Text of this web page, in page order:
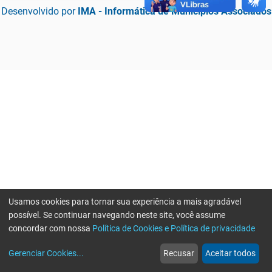
Desenvolvido por IMA - Informática de Municípios Associados
web
Notícias
more_horiz
Mais
Usamos cookies para tornar sua experiência a mais agradável
possível. Se continuar navegando neste site, você assume
concordar com nossa Política de Cookies e Política de privacidade
Gerenciar Cookies... Recusar Aceitar todos
Erro ao enviar informações, por favor tente novamente